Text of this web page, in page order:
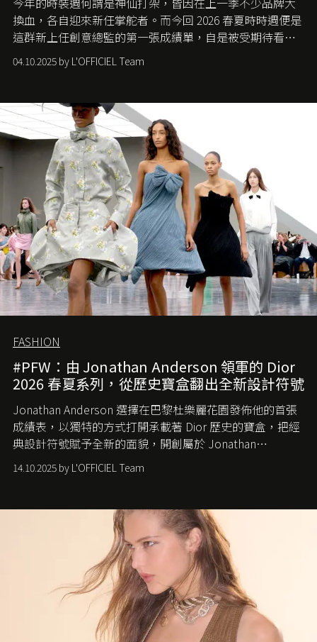
換血，各自迎來新任掌舵者。而今回 2026 春夏時時週便是
這群新上任創意總監的第一張成績單，自是被受期待看他
們如何各顯神通。意大利老牌 Gucci 在過去幾個季度業績
難已救回，開雲集團任命成功曾翻轉 Balenciaga 的愛將
團市值一日蒸發 30 億美元，大眾擔心走得太前的 Demna
會忽略品牌的美學基礎，最後變成三不像。而從剛剛推出
的首作所造成的話題及關注度，我們便知道 Demna 沒這麼
簡單，一個嶄新的 Gucci 時代已經展開！
04.10.2025 by L'OFFICIEL Team
FASHION
#PFW：由 Jonathan Anderson 領軍的 Dior
2026 春夏系列，從歷史寶盒翻出全新設計符號
Jonathan Anderson 選擇在巴黎杜樂麗花園發佈他的首張
成績表，以獨特的方式打開承載著 Dior 歷史的寶盒，把經
典設計符號賦予全新的面貌，開創屬於 Jonathan
Anderson 的 Dior 時代。
14.10.2025 by L'OFFICIEL Team